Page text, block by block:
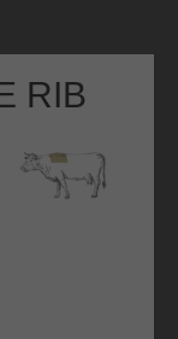
RIB
5 Sternen